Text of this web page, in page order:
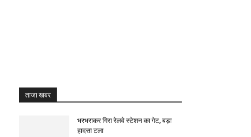
ताजा खबर
भरभराकर गिरा रेलवे स्टेशन का गेट, बड़ा
हादसा टला